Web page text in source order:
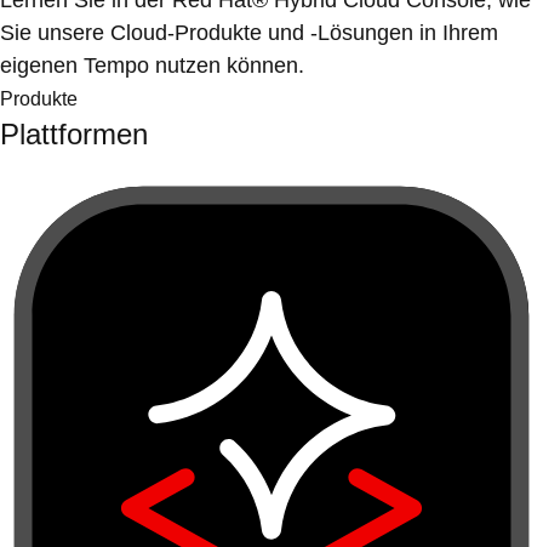
Sie unsere Cloud-Produkte und -Lösungen in Ihrem
eigenen Tempo nutzen können.
Produkte
Plattformen